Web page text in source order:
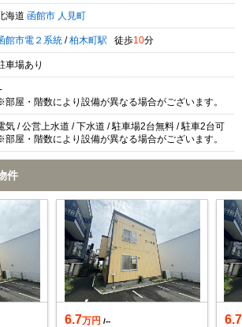
海道 函館市 人見町
館市電２系統 / 柏木町駅 徒歩10分
車場あり
部屋・階数により設備が異なる場合がございます。
気 / 公営上水道 / 下水道 / 駐車場2台無料 / 駐車2台可
部屋・階数により設備が異なる場合がございます。
件
6.7万円 /--
6.7